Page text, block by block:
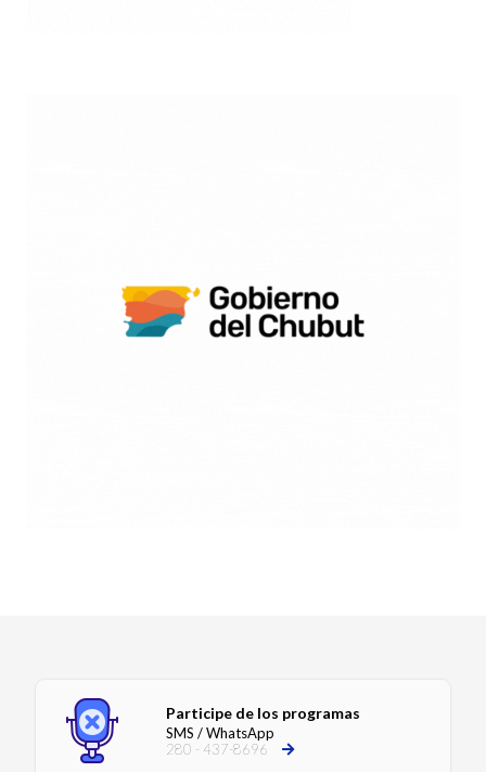
Participe de los programas
SMS / WhatsApp
280 - 437-8696